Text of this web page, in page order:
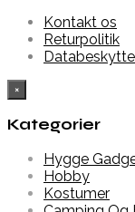
Kontakt os
Returpolitik
×
Kategorier
Hygge
Hobby
Kostumer